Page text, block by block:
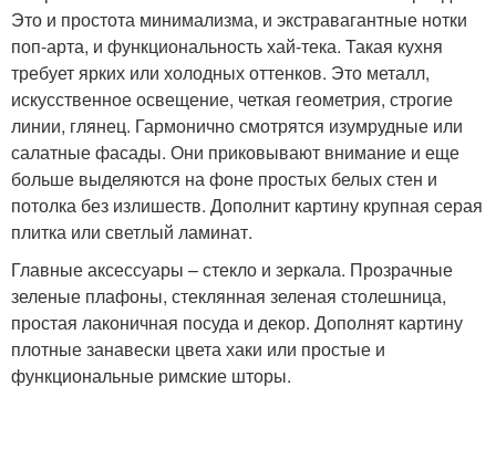
Это и простота минимализма, и экстравагантные нотки
поп-арта, и функциональность хай-тека. Такая кухня
требует ярких или холодных оттенков. Это металл,
искусственное освещение, четкая геометрия, строгие
линии, глянец. Гармонично смотрятся изумрудные или
салатные фасады. Они приковывают внимание и еще
больше выделяются на фоне простых белых стен и
потолка без излишеств. Дополнит картину крупная серая
плитка или светлый ламинат.
Главные аксессуары – стекло и зеркала. Прозрачные
зеленые плафоны, стеклянная зеленая столешница,
простая лаконичная посуда и декор. Дополнят картину
плотные занавески цвета хаки или простые и
функциональные римские шторы.